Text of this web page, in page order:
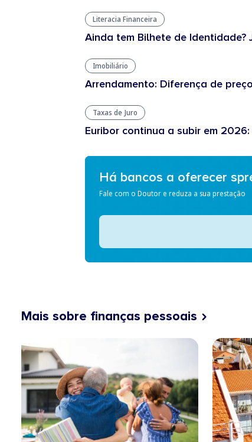
Literacia Financeira
Ainda tem Bilhete de
Imobiliário
Arrendamento: Diferença de
Taxas de Juro
Euribor continua a subir em
Há bancos a oferecer
Fale com o Doutor e reduza a sua prestação
Mais sobre finanças pessoais